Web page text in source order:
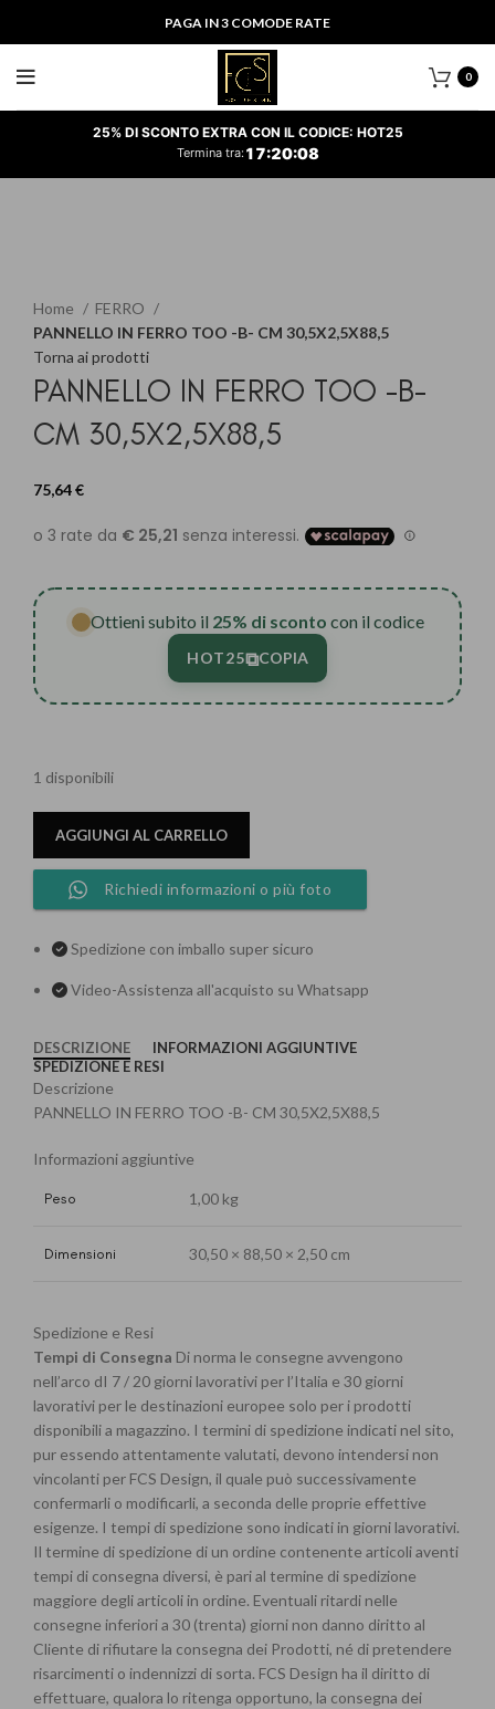
PAGA IN 3 COMODE RATE
0
25% DI SCONTO EXTRA CON IL CODICE: HOT25
Termina tra:17:20:08
Home
FERRO
PANNELLO IN FERRO TOO -B- CM 30,5X2,5X88,5
Torna ai prodotti
PANNELLO IN FERRO TOO -B-
CM 30,5X2,5X88,5
75,64€
Ottieni subito il 25% di sconto con il codice
HOT25⧉COPIA
1 disponibili
AGGIUNGI AL CARRELLO
Richiedi informazioni o più foto
Spedizione con imballo super sicuro
Video-Assistenza all'acquisto su Whatsapp
DESCRIZIONE
INFORMAZIONI AGGIUNTIVE
SPEDIZIONE E RESI
Descrizione
PANNELLO IN FERRO TOO -B- CM 30,5X2,5X88,5
Informazioni aggiuntive
Peso 1,00 kg
Dimensioni 30,50 × 88,50 × 2,50 cm
Spedizione e Resi
Tempi di Consegna Di norma le consegne avvengono
nell’arco dI 7 / 20 giorni lavorativi per l’Italia e 30 giorni
lavorativi per le destinazioni europee solo per i prodotti
disponibili a magazzino. I termini di spedizione indicati nel sito,
pur essendo attentamente valutati, devono intendersi non
vincolanti per FCS Design, il quale può successivamente
confermarli o modificarli, a seconda delle proprie effettive
esigenze. I tempi di spedizione sono indicati in giorni lavorativi.
Il termine di spedizione di un ordine contenente articoli aventi
tempi di consegna diversi, è pari al termine di spedizione
maggiore degli articoli in ordine. Eventuali ritardi nelle
consegne inferiori a 30 (trenta) giorni non danno diritto al
Cliente di rifiutare la consegna dei Prodotti, né di pretendere
risarcimenti o indennizzi di sorta. FCS Design ha il diritto di
effettuare, qualora lo ritenga opportuno, la consegna dei